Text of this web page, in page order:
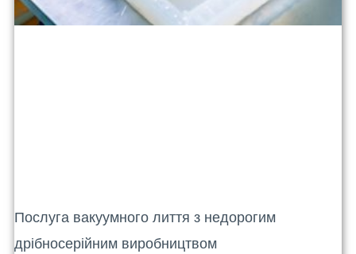
Послуга вакуумного лиття з недорогим
дрібносерійним виробництвом